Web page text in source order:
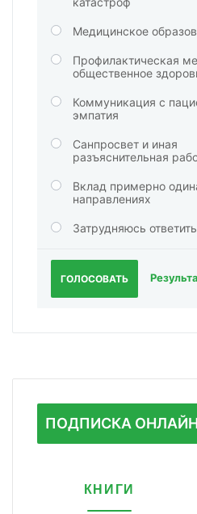
Медицинское
Профилактическая
общественное
Коммуникация с
эмпатия
Санпросвет и иная
разъяснительная
Вклад примерно
направлениях
Затрудняюсь ответить
ГОЛОСОВАТЬ
ПОДПИСКА ОНЛАЙН
КНИГИ